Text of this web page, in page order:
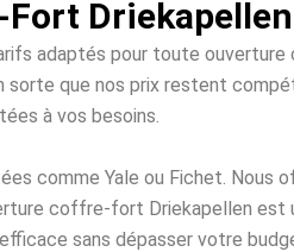
Driekapellen
adaptés pour toute
sorte que nos prix restent
à vos besoins.
comme Yale ou Fichet. Nous
coffre-fort Driekapellen est
sans dépasser votre